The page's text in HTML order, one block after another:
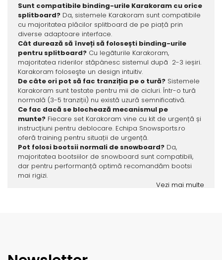
Sunt compatibile binding-urile Karakoram cu orice
splitboard?Da, sistemele Karakoram sunt compatibile
cu majoritatea plăcilor splitboard de pe piață prin
diverse adaptoare interface.
Cât durează să înveți să folosești binding-urile
pentru splitboard?Cu legãturile Karakoram,
majoritatea riderilor stăpânesc sistemul dupã 2-3 ieșiri.
Karakoram foloseşte un design intuitiv.
De câte ori pot să fac tranziția pe o tură?Sistemele
Karakoram sunt testate pentru mii de cicluri. Într-o tură
normală (3-5 tranziții) nu există uzură semnificativă.
Ce fac dacă se blochează mecanismul pe
munte?Fiecare set Karakoram vine cu kit de urgență și
instrucțiuni pentru deblocare. Echipa Snowsports.ro
oferă training pentru situații de urgență.
Pot folosi bootsii normali de snowboard?Da,
majoritatea bootsiilor de snowboard sunt compatibili,
dar pentru performanță optimă recomandăm bootsi
mai rigizi.
Vezi mai multe